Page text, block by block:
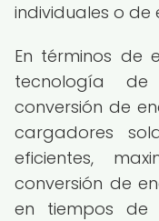
individuales o de
En términos de
tecnología
conversión de
cargadores
eficientes,
conversión de
en tiempos